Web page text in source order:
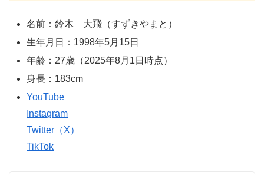
名前：鈴木 大飛（すずきやまと）
生年月日：1998年5月15日
年齢：27歳（2025年8月1日時点）
身長：183cm
YouTube
Instagram
Twitter（X）
TikTok